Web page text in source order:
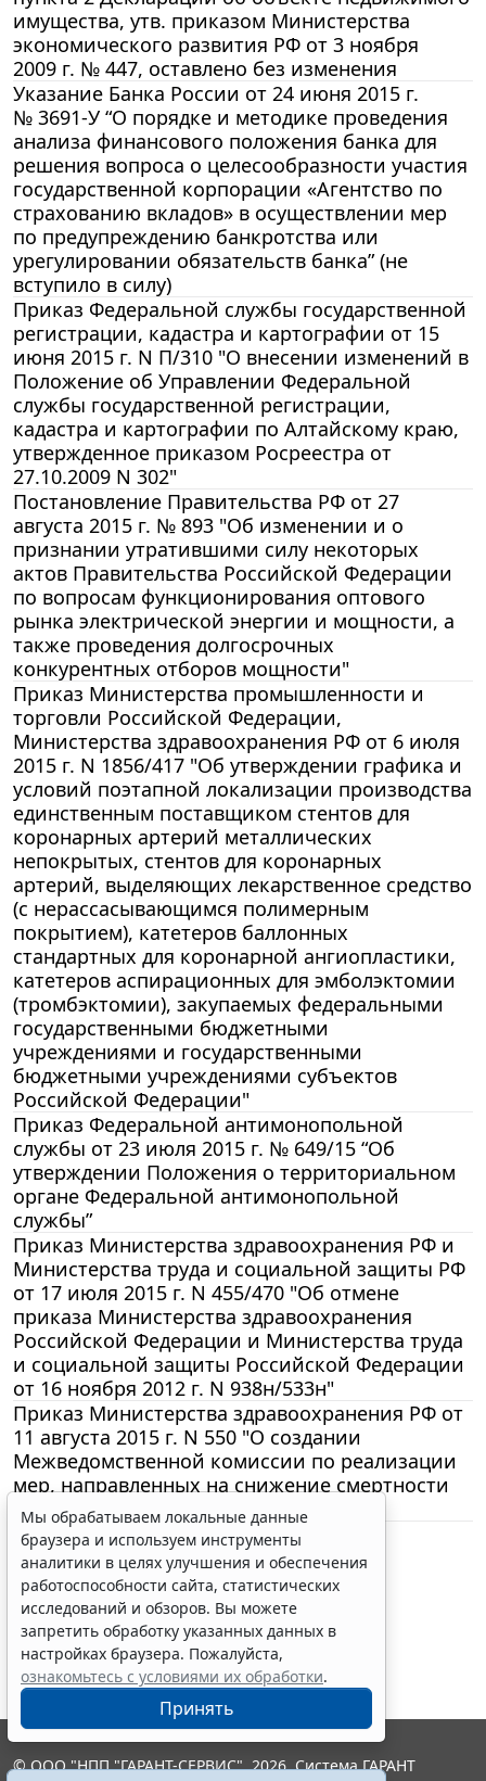
имущества, утв. приказом Министерства
экономического развития РФ от 3 ноября
2009 г. № 447, оставлено без изменения
Указание Банка России от 24 июня 2015 г.
№ 3691-У “О порядке и методике проведения
анализа финансового положения банка для
решения вопроса о целесообразности участия
государственной корпорации «Агентство по
страхованию вкладов» в осуществлении мер
по предупреждению банкротства или
урегулировании обязательств банка” (не
вступило в силу)
Приказ Федеральной службы государственной
регистрации, кадастра и картографии от 15
июня 2015 г. N П/310 "О внесении изменений в
Положение об Управлении Федеральной
службы государственной регистрации,
кадастра и картографии по Алтайскому краю,
утвержденное приказом Росреестра от
27.10.2009 N 302"
Постановление Правительства РФ от 27
августа 2015 г. № 893 "Об изменении и о
признании утратившими силу некоторых
актов Правительства Российской Федерации
по вопросам функционирования оптового
рынка электрической энергии и мощности, а
также проведения долгосрочных
конкурентных отборов мощности"
Приказ Министерства промышленности и
торговли Российской Федерации,
Министерства здравоохранения РФ от 6 июля
2015 г. N 1856/417 "Об утверждении графика и
условий поэтапной локализации производства
единственным поставщиком стентов для
коронарных артерий металлических
непокрытых, стентов для коронарных
артерий, выделяющих лекарственное средство
(с нерассасывающимся полимерным
покрытием), катетеров баллонных
стандартных для коронарной ангиопластики,
катетеров аспирационных для эмболэктомии
(тромбэктомии), закупаемых федеральными
государственными бюджетными
учреждениями и государственными
бюджетными учреждениями субъектов
Российской Федерации"
Приказ Федеральной антимонопольной
службы от 23 июля 2015 г. № 649/15 “Об
утверждении Положения о территориальном
органе Федеральной антимонопольной
службы”
Приказ Министерства здравоохранения РФ и
Министерства труда и социальной защиты РФ
от 17 июля 2015 г. N 455/470 "Об отмене
приказа Министерства здравоохранения
Российской Федерации и Министерства труда
и социальной защиты Российской Федерации
от 16 ноября 2012 г. N 938н/533н"
Приказ Министерства здравоохранения РФ от
11 августа 2015 г. N 550 "О создании
Межведомственной комиссии по реализации
мер, направленных на снижение смертности
населения Российской Федерации"
Показать еще материалы
Мы обрабатываем локальные данные
браузера и используем инструменты
аналитики в целях улучшения и обеспечения
работоспособности сайта, статистических
исследований и обзоров. Вы можете
запретить обработку указанных данных в
настройках браузера. Пожалуйста,
ознакомьтесь с условиями их обработки.
Принять
© ООО "НПП "ГАРАНТ-СЕРВИС", 2026. Система ГАРАНТ